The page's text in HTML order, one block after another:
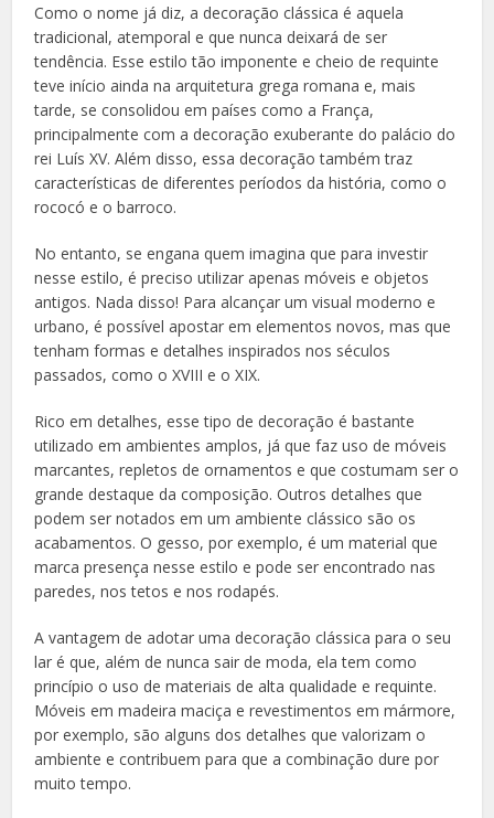
Como o nome já diz, a decoração clássica é aquela
tradicional, atemporal e que nunca deixará de ser
tendência. Esse estilo tão imponente e cheio de requinte
teve início ainda na arquitetura grega romana e, mais
tarde, se consolidou em países como a França,
principalmente com a decoração exuberante do palácio do
rei Luís XV. Além disso, essa decoração também traz
características de diferentes períodos da história, como o
rococó e o barroco.
No entanto, se engana quem imagina que para investir
nesse estilo, é preciso utilizar apenas móveis e objetos
antigos. Nada disso! Para alcançar um visual moderno e
urbano, é possível apostar em elementos novos, mas que
tenham formas e detalhes inspirados nos séculos
passados, como o XVIII e o XIX.
Rico em detalhes, esse tipo de decoração é bastante
utilizado em ambientes amplos, já que faz uso de móveis
marcantes, repletos de ornamentos e que costumam ser o
grande destaque da composição. Outros detalhes que
podem ser notados em um ambiente clássico são os
acabamentos. O gesso, por exemplo, é um material que
marca presença nesse estilo e pode ser encontrado nas
paredes, nos tetos e nos rodapés.
A vantagem de adotar uma decoração clássica para o seu
lar é que, além de nunca sair de moda, ela tem como
princípio o uso de materiais de alta qualidade e requinte.
Móveis em madeira maciça e revestimentos em mármore,
por exemplo, são alguns dos detalhes que valorizam o
ambiente e contribuem para que a combinação dure por
muito tempo.